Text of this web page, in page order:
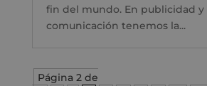
fin del mundo. En publicidad y
comunicación tenemos la...
Página 2 de